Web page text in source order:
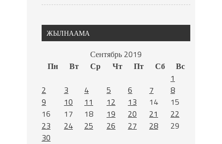
ЖЫЛНААМА
Сентябрь 2019
Пн
Вт Ср Чт Пт Сб
Вс
1
2
3 4 5 6 7
8
9
10 11 12 13 14
15
16
17 18 19 20 21
22
23
24 25 26 27 28
29
30